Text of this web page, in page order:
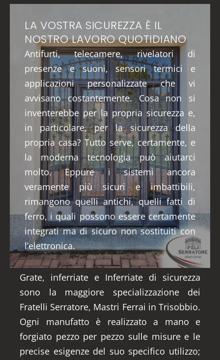
LA VOSTRA SICUREZZA È IL
NOSTRO LAVORO QUOTIDIANO
Antifurti, telecamere, rivelatori di
presenze e suoni, sensori termici e
applicazioni personalizzate che vi
avvisano costantemente. Cosa non si
inventerebbe per la propria sicurezza e,
in particolare, per la sicurezza della
propria casa? Tutto serve, certamente, e
la moderna tecnologia può aiutarci
molto. Eppure i sistemi ancora
veramente più sicuri e imbattibili,
rimangono quelli antichi, quelli fatti di
ferro, i quali possono essere certamente
integrati ma di sicuro non sostituiti con
l’elettronica.
Grate, inferriate e Inferriate di sicurezza
sono la maggiore specializzazione dei
Fratelli Serratore, Mastri Ferrai in Trisobbio.
Ogni manufatto è realizzato a mano e
forgiato pezzo per pezzo sulle misure e le
precise esigenze del suo specifico utilizzo;